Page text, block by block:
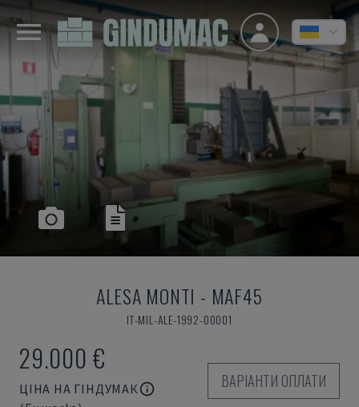
ALESA MONTI - MAF45
IT-MIL-ALE-1992-00001
29.000 €
ЦІНА НА ГІНДУМАК
ВАРІАНТИ ОПЛАТИ